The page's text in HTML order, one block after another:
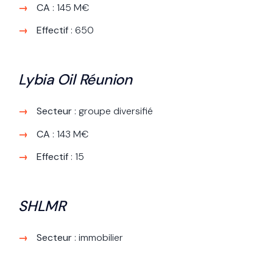
CA : 145 M€
Effectif : 650
Lybia Oil Réunion
Secteur : groupe diversifié
CA : 143 M€
Effectif : 15
SHLMR
Secteur : immobilier